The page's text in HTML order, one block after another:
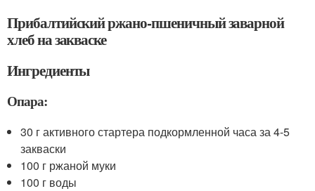
Прибалтийский ржано-пшеничный заварной
хлеб на закваске
Ингредиенты
Опара:
30 г активного стартера подкормленной часа за 4-5
закваски
100 г ржаной муки
100 г воды